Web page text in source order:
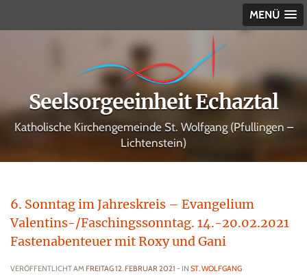
MENÜ
Seelsorgeeinheit Echaztal
Katholische Kirchengemeinde St. Wolfgang (Pfullingen –
Lichtenstein)
6. Sonntag im Jahreskreis – Evangelium
Valentins-/Faschingssonntag. 14.-20.02.2021
Fastenabenteuer mit Roxy und Gani
VERÖFFENTLICHT AM FREITAG 12. FEBRUAR 2021 - IN ST. WOLFGANG